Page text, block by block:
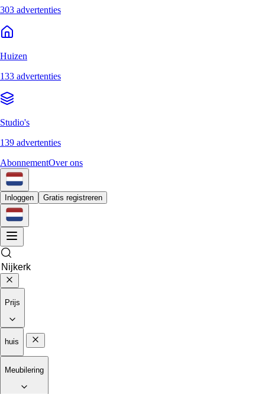
303 advertenties
Huizen
133 advertenties
Studio's
139 advertenties
AbonnementOver ons
Inloggen Gratis registreren
Prijs
huis
Meubilering